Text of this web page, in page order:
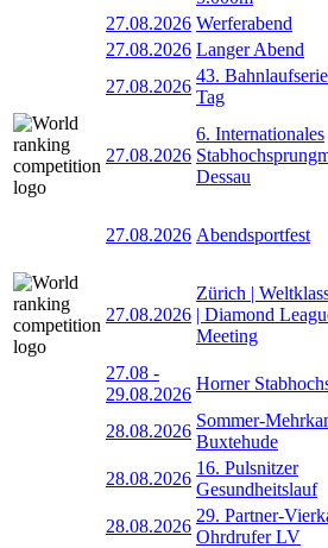
27.08.2026 Werferabend
27.08.2026 Langer Abend
27.08.2026
43.
Tag
27.08.2026
6. Internationales
Dessau
27.08.2026 Abendsportfest
27.08.2026
Zürich |
| Diamond
Meeting
27.08 -
29.08.2026
Horner
28.08.2026
Sommer-
Buxtehude
28.08.2026
16. Pulsnitzer
Gesundheitslauf
28.08.2026
29. Partner-
Ohrdrufer LV